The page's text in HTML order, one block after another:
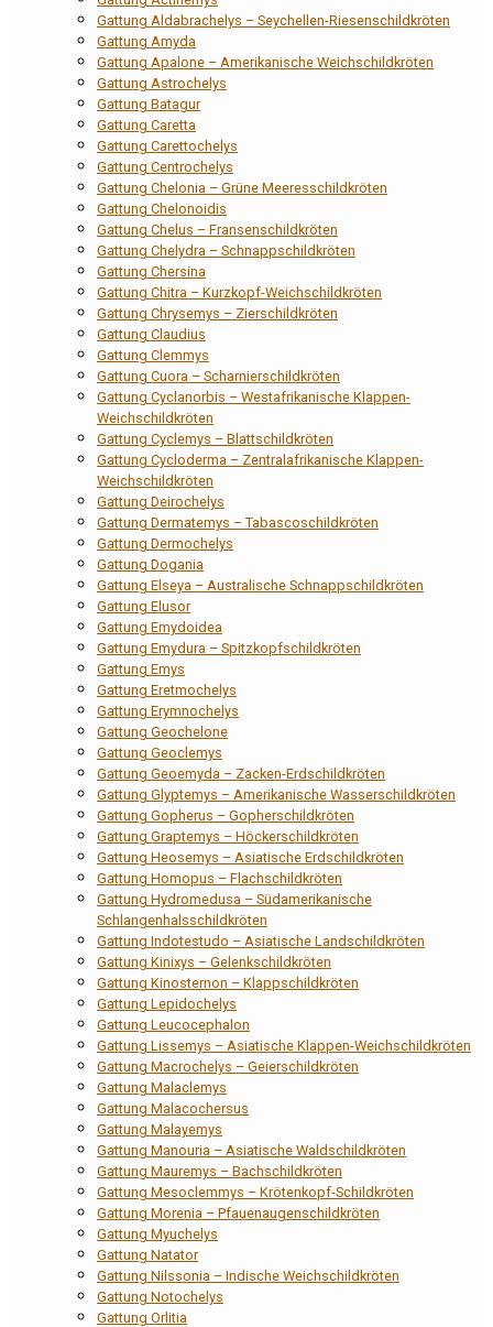
Gattung Aldabrachelys – Seychellen-Riesenschildkröten
Gattung Amyda
Gattung Apalone – Amerikanische Weichschildkröten
Gattung Astrochelys
Gattung Batagur
Gattung Caretta
Gattung Carettochelys
Gattung Centrochelys
Gattung Chelonia – Grüne Meeresschildkröten
Gattung Chelonoidis
Gattung Chelus – Fransenschildkröten
Gattung Chelydra – Schnappschildkröten
Gattung Chersina
Gattung Chitra – Kurzkopf-Weichschildkröten
Gattung Chrysemys – Zierschildkröten
Gattung Claudius
Gattung Clemmys
Gattung Cuora – Scharnierschildkröten
Gattung Cyclanorbis – Westafrikanische Klappen-
Weichschildkröten
Gattung Cyclemys – Blattschildkröten
Gattung Cycloderma – Zentralafrikanische Klappen-
Weichschildkröten
Gattung Deirochelys
Gattung Dermatemys – Tabascoschildkröten
Gattung Dermochelys
Gattung Dogania
Gattung Elseya – Australische Schnappschildkröten
Gattung Elusor
Gattung Emydoidea
Gattung Emydura – Spitzkopfschildkröten
Gattung Emys
Gattung Eretmochelys
Gattung Erymnochelys
Gattung Geochelone
Gattung Geoclemys
Gattung Geoemyda – Zacken-Erdschildkröten
Gattung Glyptemys – Amerikanische Wasserschildkröten
Gattung Gopherus – Gopherschildkröten
Gattung Graptemys – Höckerschildkröten
Gattung Heosemys – Asiatische Erdschildkröten
Gattung Homopus – Flachschildkröten
Gattung Hydromedusa – Südamerikanische
Schlangenhalsschildkröten
Gattung Indotestudo – Asiatische Landschildkröten
Gattung Kinixys – Gelenkschildkröten
Gattung Kinosternon – Klappschildkröten
Gattung Lepidochelys
Gattung Leucocephalon
Gattung Lissemys – Asiatische Klappen-Weichschildkröten
Gattung Macrochelys – Geierschildkröten
Gattung Malaclemys
Gattung Malacochersus
Gattung Malayemys
Gattung Manouria – Asiatische Waldschildkröten
Gattung Mauremys – Bachschildkröten
Gattung Mesoclemmys – Krötenkopf-Schildkröten
Gattung Morenia – Pfauenaugenschildkröten
Gattung Myuchelys
Gattung Natator
Gattung Nilssonia – Indische Weichschildkröten
Gattung Notochelys
Gattung Orlitia